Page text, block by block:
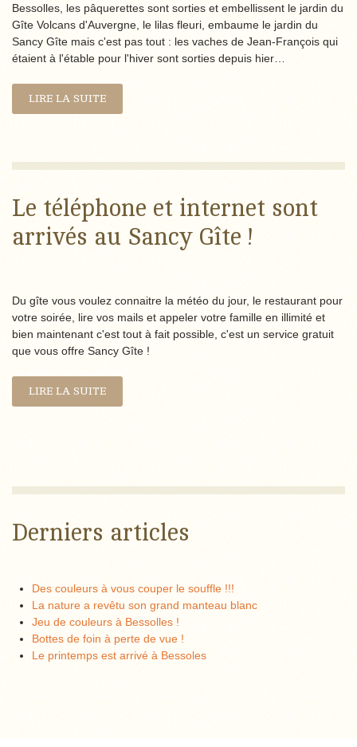
Bessolles, les pâquerettes sont sorties et embellissent le jardin du
Gîte Volcans d'Auvergne, le lilas fleuri, embaume le jardin du
Sancy Gîte mais c'est pas tout : les vaches de Jean-François qui
étaient à l'étable pour l'hiver sont sorties depuis hier…
LIRE LA SUITE
Le téléphone et internet sont
arrivés au Sancy Gîte !
Du gîte vous voulez connaitre la météo du jour, le restaurant pour
votre soirée, lire vos mails et appeler votre famille en illimité et
bien maintenant c'est tout à fait possible, c'est un service gratuit
que vous offre Sancy Gîte !
LIRE LA SUITE
Derniers articles
Des couleurs à vous couper le souffle !!!
La nature a revêtu son grand manteau blanc
Jeu de couleurs à Bessolles !
Bottes de foin à perte de vue !
Le printemps est arrivé à Bessoles